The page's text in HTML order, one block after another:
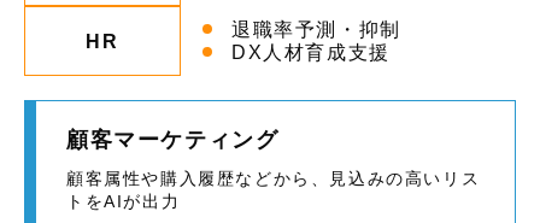
HR
退職率予測・抑制
DX人材育成支援
顧客マーケティング
顧客属性や購入履歴などから、見込みの高いリス
トをAIが出力